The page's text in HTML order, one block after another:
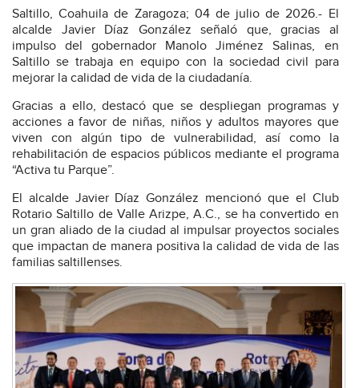
Saltillo, Coahuila de Zaragoza; 04 de julio de 2026.- El
alcalde Javier Díaz González señaló que, gracias al
impulso del gobernador Manolo Jiménez Salinas, en
Saltillo se trabaja en equipo con la sociedad civil para
mejorar la calidad de vida de la ciudadanía.
Gracias a ello, destacó que se despliegan programas y
acciones a favor de niñas, niños y adultos mayores que
viven con algún tipo de vulnerabilidad, así como la
rehabilitación de espacios públicos mediante el programa
“Activa tu Parque”.
El alcalde Javier Díaz González mencionó que el Club
Rotario Saltillo de Valle Arizpe, A.C., se ha convertido en
un gran aliado de la ciudad al impulsar proyectos sociales
que impactan de manera positiva la calidad de vida de las
familias saltillenses.